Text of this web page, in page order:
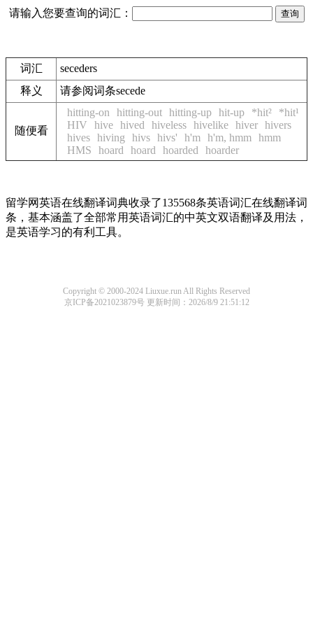
请输入您要查询的词汇：
词汇
seceders
释义
请参阅词条secede
随便看
hitting-on hitting-out hitting-up hit-up *hit²
*hit¹
HIV
hive hived hiveless hivelike hiver hivers
hives hiving hivs hivs' h'm h'm, hmm
hmm
HMS
hoard hoard hoarded hoarder
留学网英语在线翻译词典收录了135568条英语词汇在线翻译词
条，基本涵盖了全部常用英语词汇的中英文双语翻译及用法，
是英语学习的有利工具。
Copyright © 2000-2024 Liuxue.run All Rights Reserved
京ICP备2021023879号更新时间：2026/8/9 21:51:12